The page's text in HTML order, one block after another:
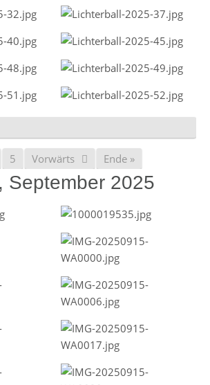
5 Vorwärts Ende »
September 2025